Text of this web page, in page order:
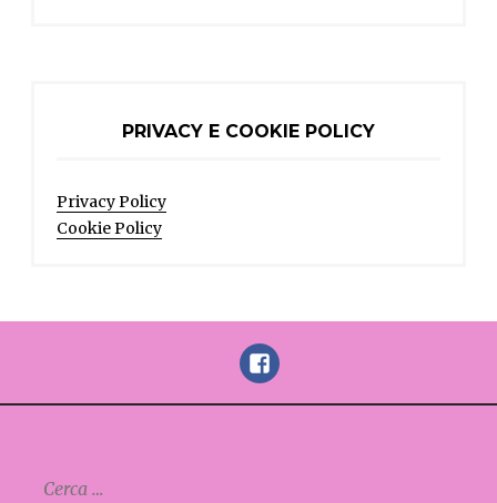
PRIVACY E COOKIE POLICY
Privacy Policy
Cookie Policy
FaceBook
Ricerca